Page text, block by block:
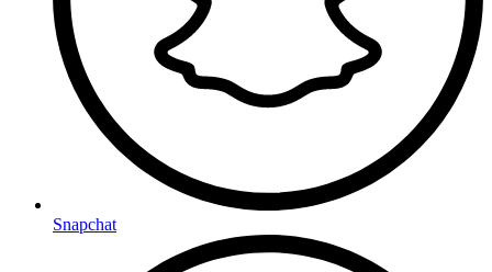
Snapchat